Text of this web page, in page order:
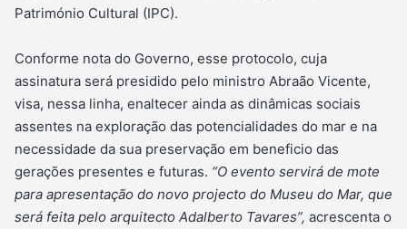
Património Cultural (IPC).
Conforme nota do Governo, esse protocolo, cuja
assinatura será presidido pelo ministro Abraão Vicente,
visa, nessa linha, enaltecer ainda as dinâmicas sociais
assentes na exploração das potencialidades do mar e na
necessidade da sua preservação em beneficio das
gerações presentes e futuras. “O evento servirá de mote
para apresentação do novo projecto do Museu do Mar, que
será feita pelo arquitecto Adalberto Tavares”, acrescenta o